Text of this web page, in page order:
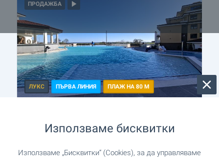
ПРОДАЖБА
ЛУКС ПЪРВА ЛИНИЯ ПЛАЖ НА 80 М
комплекс Солемаре / Solemare
панорама
Използваме бисквитки
Използваме „Бисквитки“ (Cookies), за да управляваме